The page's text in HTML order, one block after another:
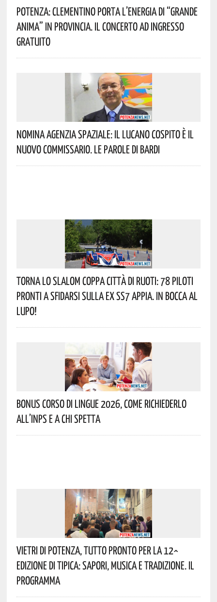
Potenza: Clementino Porta L’energia Di “Grande
Anima” In Provincia. Il Concerto Ad Ingresso
Gratuito
Nomina Agenzia Spaziale: Il Lucano Cospito È Il
Nuovo Commissario. Le Parole Di Bardi
Torna Lo Slalom Coppa Città Di Ruoti: 78 Piloti
Pronti A Sfidarsi Sulla Ex SS7 Appia. In Bocca Al
Lupo!
Bonus Corso Di Lingue 2026, Come Richiederlo
All’INPS E A Chi Spetta
Vietri Di Potenza, Tutto Pronto Per La 12^
Edizione Di Tipica: Sapori, Musica E Tradizione. Il
Programma